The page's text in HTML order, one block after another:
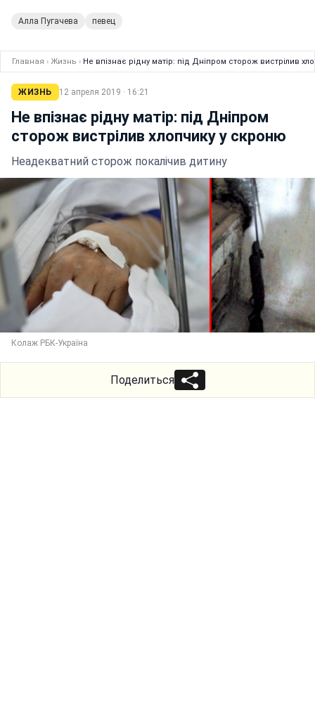
Алла Пугачева певец
Главная › Жизнь › Не впізнає рідну матір: під Дніпром сторож вистрілив
ЖИЗНЬ 12 апреля 2019 · 16:21
Не впізнає рідну матір: під Дніпром
сторож вистрілив хлопчику у скроню
Неадекватний сторож покалічив дитину
Колаж РБК-Україна
Поделиться